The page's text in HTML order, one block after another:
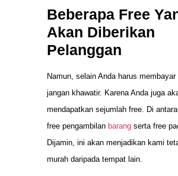
Beberapa Free
Akan Diberikan
Pelanggan
Namun, selain Anda harus membayar
jangan khawatir. Karena Anda juga
mendapatkan sejumlah free. Di
free pengambilan barang serta free
Dijamin, ini akan menjadikan kami
murah daripada tempat lain.